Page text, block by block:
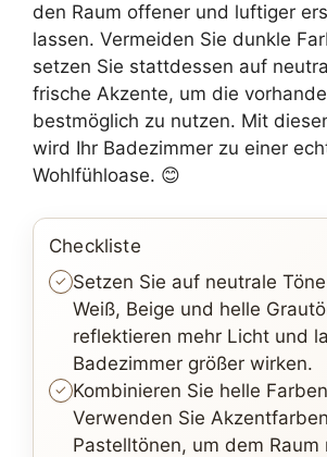
den Raum offener und luftiger
lassen. Vermeiden Sie dunkle
setzen Sie stattdessen auf
frische Akzente, um die
bestmöglich zu nutzen. Mit
wird Ihr Badezimmer zu einer
Wohlfühloase. 😊
Checkliste
Setzen Sie auf neutrale
Weiß, Beige und helle
reflektieren mehr Licht und
Badezimmer größer wirken.
Kombinieren Sie helle
Verwenden Sie
Pastelltönen, um dem Raum